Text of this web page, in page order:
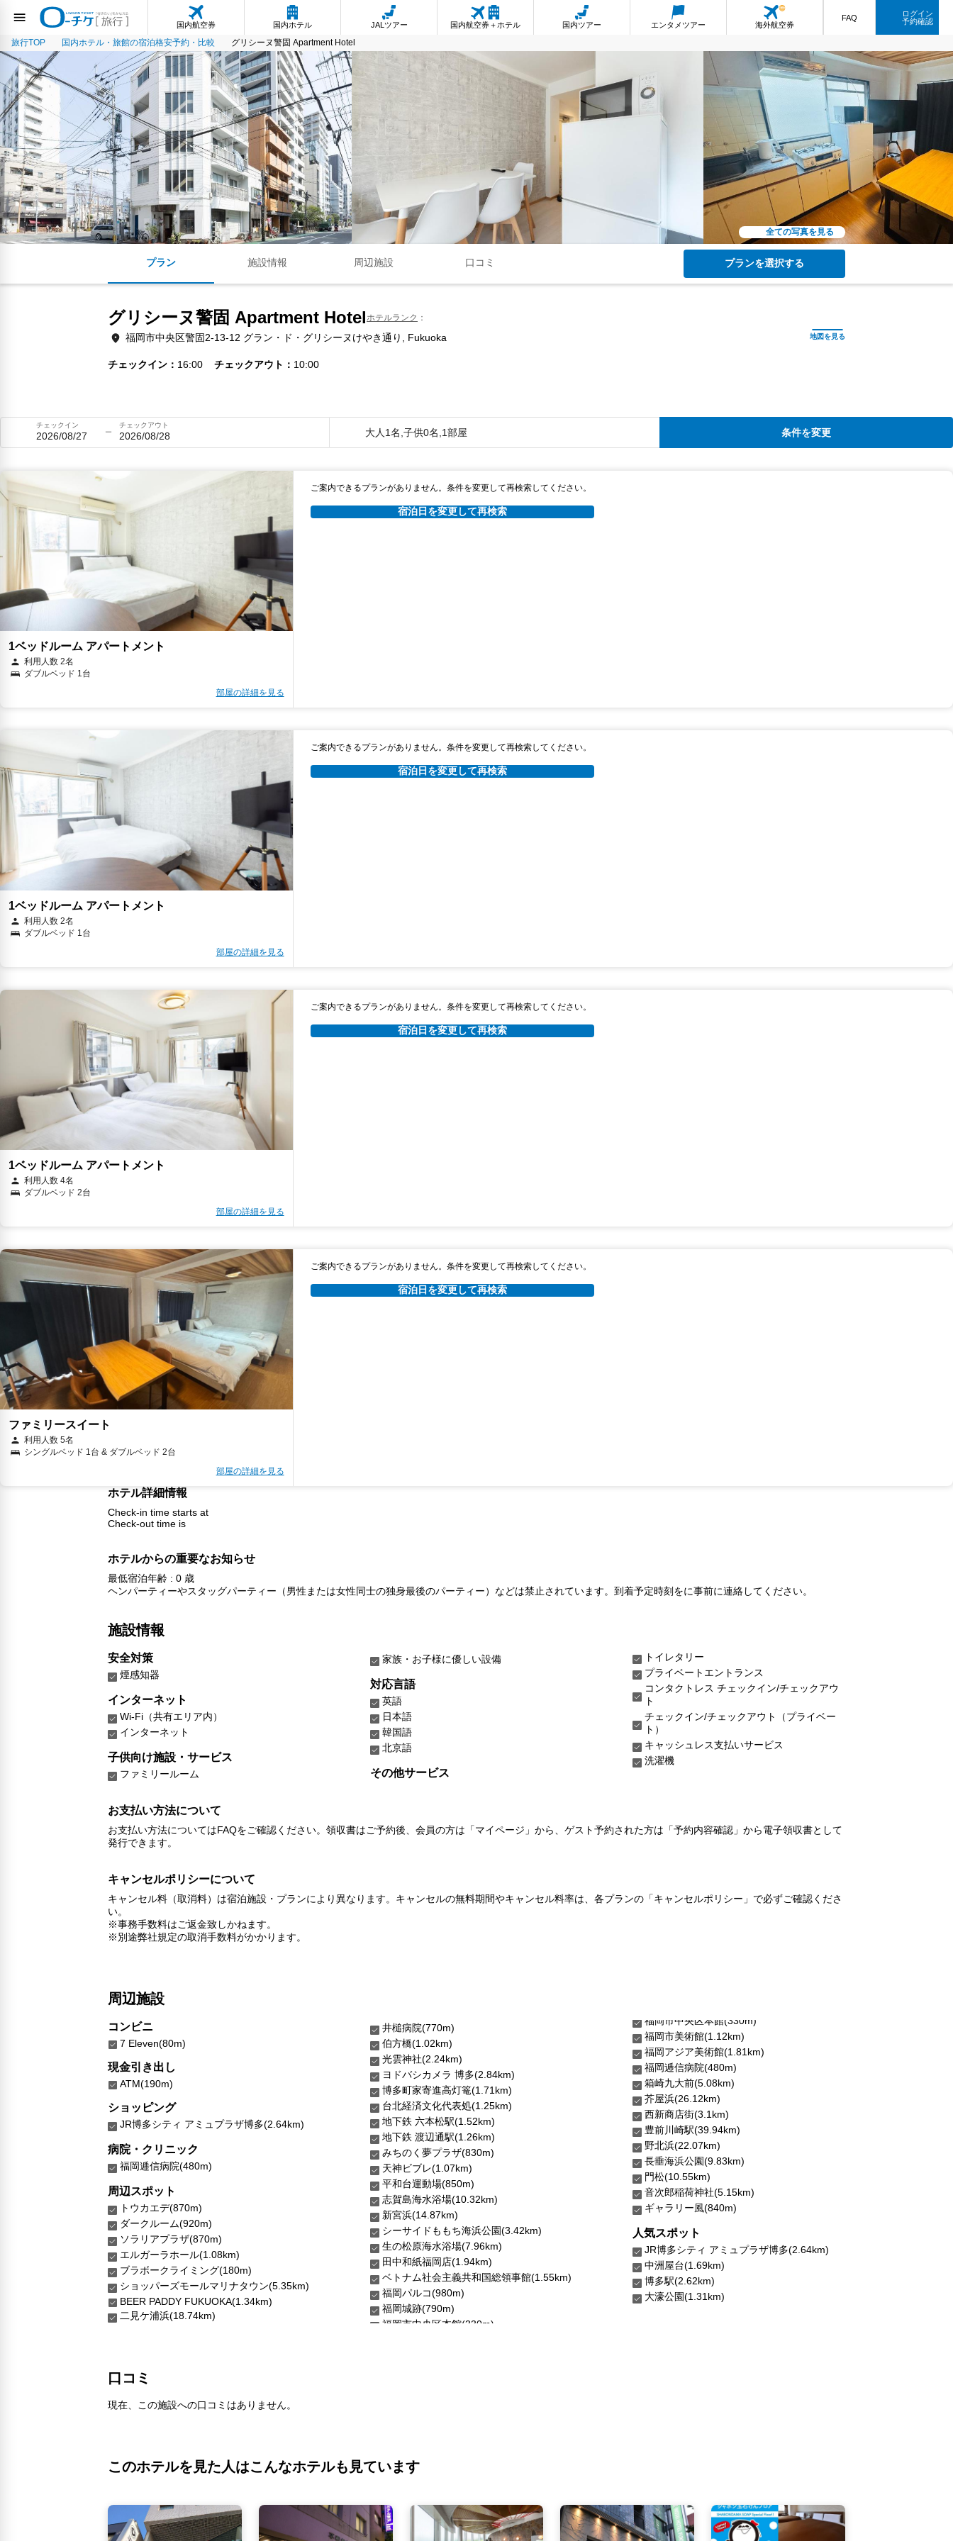
国内航空券 国内ホテル JALツアー 国内航空券＋ホテル 国内ツアー エンタメツアー 海外航空券
FAQ
ログイン
予約確認
旅行TOP 国内ホテル・旅館の宿泊格安予約・比較 グリシーヌ警固 Apartment Hotel
全ての写真を見る
プラン 施設情報 周辺施設 口コミ プランを選択する
グリシーヌ警固 Apartment Hotel ホテルランク
福岡市中央区警固2-13-12 グラン・ド・グリシーヌけやき通り, Fukuoka
チェックイン 16:00 チェックアウト 10:00
チェックイン
2026/08/27
チェックアウト
2026/08/28 大人1名,子供0名,1部屋 条件を変更
1ベッドルーム アパートメント
利用人数 2名
ダブルベッド 1台
部屋の詳細を見る
ご案内できるプランがありません。条件を変更して再検索してください。
宿泊日を変更して再検索
1ベッドルーム アパートメント
利用人数 2名
ダブルベッド 1台
部屋の詳細を見る
ご案内できるプランがありません。条件を変更して再検索してください。
宿泊日を変更して再検索
1ベッドルーム アパートメント
利用人数 4名
ダブルベッド 2台
部屋の詳細を見る
ご案内できるプランがありません。条件を変更して再検索してください。
宿泊日を変更して再検索
ファミリースイート
利用人数 5名
シングルベッド 1台 & ダブルベッド 2台
部屋の詳細を見る
ご案内できるプランがありません。条件を変更して再検索してください。
宿泊日を変更して再検索
ホテル詳細情報
Check-in time starts at
Check-out time is
ホテルからの重要なお知らせ
最低宿泊年齢 : 0 歳
ヘンパーティーやスタッグパーティー（男性または女性同士の独身最後のパーティー）などは禁止されています。到着予定時刻をに事前に連絡してください。
施設情報
安全対策
煙感知器
インターネット
Wi-Fi（共有エリア内）
インターネット
子供向け施設・サービス
ファミリールーム
家族・お子様に優しい設備
対応言語
英語
日本語
韓国語
北京語
その他サービス
トイレタリー
プライベートエントランス
コンタクトレス チェックイン/チェックアウ
ト
チェックイン/チェックアウト（プライベー
ト）
キャッシュレス支払いサービス
洗濯機
お支払い方法について
お支払い方法についてはFAQをご確認ください。領収書はご予約後、会員の方は「マイページ」から、ゲスト予約された方は「予約内容確認」から電子領収書として
発行できます。
キャンセルポリシーについて
キャンセル料（取消料）は宿泊施設・プランにより異なります。キャンセルの無料期間やキャンセル料率は、各プランの「キャンセルポリシー」で必ずご確認くださ
い。
※事務手数料はご返金致しかねます。
※別途弊社規定の取消手数料がかかります。
周辺施設
コンビニ
7 Eleven(80m)
現金引き出し
ATM(190m)
ショッピング
JR博多シティ アミュプラザ博多(2.64km)
病院・クリニック
福岡逓信病院(480m)
周辺スポット
トウカエデ(870m)
ダークルーム(920m)
ソラリアプラザ(870m)
エルガーラホール(1.08km)
ブラボークライミング(180m)
ショッパーズモールマリナタウン(5.35km)
BEER PADDY FUKUOKA(1.34km)
二見ケ浦浜(18.74km)
井槌病院(770m)
伯方橋(1.02km)
光雲神社(2.24km)
ヨドバシカメラ 博多(2.84km)
博多町家寄進高灯篭(1.71km)
台北経済文化代表処(1.25km)
地下鉄 六本松駅(1.52km)
地下鉄 渡辺通駅(1.26km)
みちのく夢プラザ(830m)
天神ビブレ(1.07km)
平和台運動場(850m)
志賀島海水浴場(10.32km)
新宮浜(14.87km)
シーサイドももち海浜公園(3.42km)
生の松原海水浴場(7.96km)
田中和紙福岡店(1.94km)
ベトナム社会主義共和国総領事館(1.55km)
福岡パルコ(980m)
福岡城跡(790m)
福岡市中央区本館(330m)
福岡市美術館(1.12km)
福岡アジア美術館(1.81km)
福岡逓信病院(480m)
箱崎九大前(5.08km)
芥屋浜(26.12km)
西新商店街(3.1km)
豊前川崎駅(39.94km)
野北浜(22.07km)
長垂海浜公園(9.83km)
門松(10.55km)
音次郎稲荷神社(5.15km)
ギャラリー風(840m)
人気スポット
JR博多シティ アミュプラザ博多(2.64km)
中洲屋台(1.69km)
博多駅(2.62km)
大濠公園(1.31km)
口コミ
現在、この施設への口コミはありません。
このホテルを見た人はこんなホテルも見ています